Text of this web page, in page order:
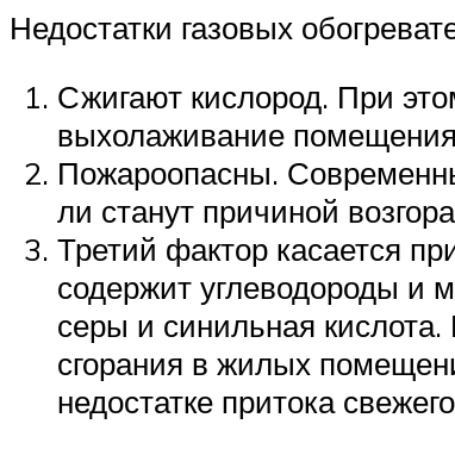
Недостатки газовых
Сжигают кислород. При
выхолаживание
Пожароопасны.
ли станут причиной
Третий фактор касается
содержит углеводороды и
серы и синильная
сгорания в жилых
недостатке притока